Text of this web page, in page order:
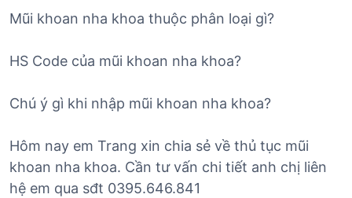
Mũi khoan nha khoa thuộc phân loại gì?
HS Code của mũi khoan nha khoa?
Chú ý gì khi nhập mũi khoan nha khoa?
Hôm nay em Trang xin chia sẻ về thủ tục mũi
khoan nha khoa. Cần tư vấn chi tiết anh chị liên
hệ em qua sđt 0395.646.841